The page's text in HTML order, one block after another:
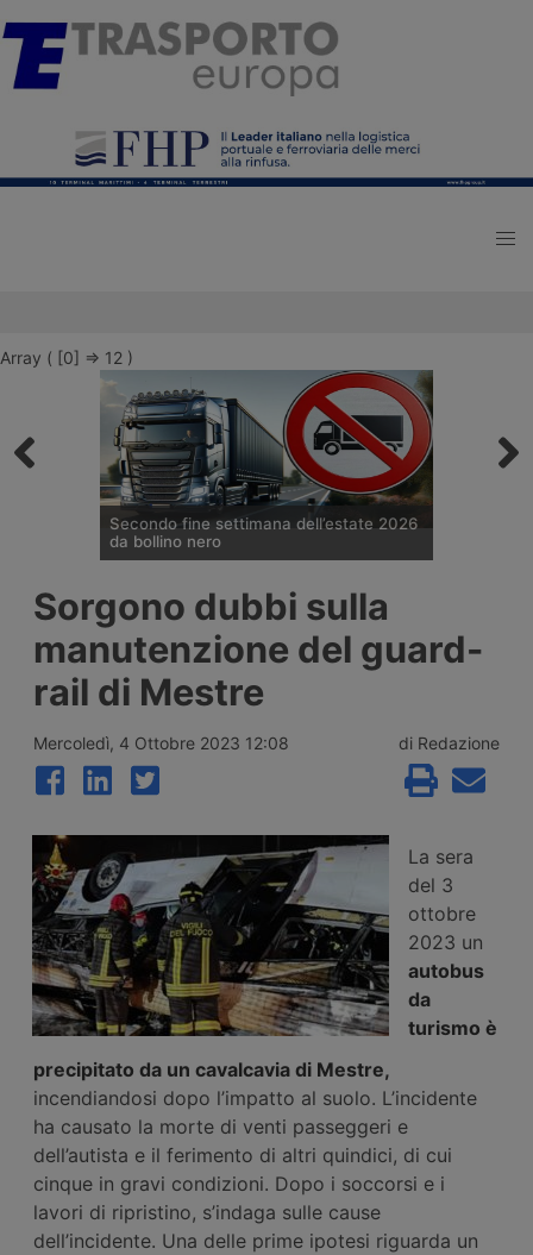
Array ( [0] => 12 )
Secondo fine settimana dell’estate 2026
da bollino nero
e potenziamento del personale Anas sulla
rete nazionale nel weekend che apre la
settimana di Ferragosto, con oltre 25
milioni di spostamenti attesi tra il 7 e il 9
agosto 2026.
Sorgono dubbi sulla
manutenzione del guard-
rail di Mestre
Mercoledì, 4 Ottobre 2023 12:08 di Redazione
La sera
del 3
ottobre
2023 un
autobus
da
turismo è
precipitato da un cavalcavia di Mestre,
incendiandosi dopo l’impatto al suolo. L’incidente
ha causato la morte di venti passeggeri e
dell’autista e il ferimento di altri quindici, di cui
cinque in gravi condizioni. Dopo i soccorsi e i
lavori di ripristino, s’indaga sulle cause
dell’incidente. Una delle prime ipotesi riguarda un